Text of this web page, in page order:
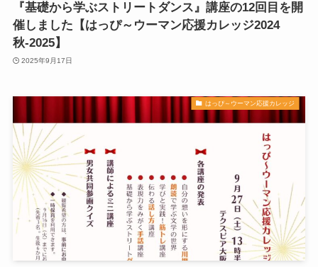
『基礎から学ぶストリートダンス』講座の12回目を開
催しました【はっぴ～ウーマン応援カレッジ2024
秋-2025】
2025年9月17日
はっぴ～ウーマン応援カレッジ